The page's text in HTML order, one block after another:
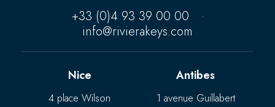
+33 (0)4 93 39 00 00
·
info@rivierakeys.com
Nice
4 place Wilson
Antibes
1 avenue Guillabert